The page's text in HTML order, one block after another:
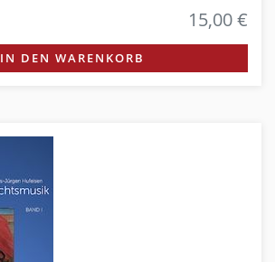
15,00 €
IN DEN WARENKORB